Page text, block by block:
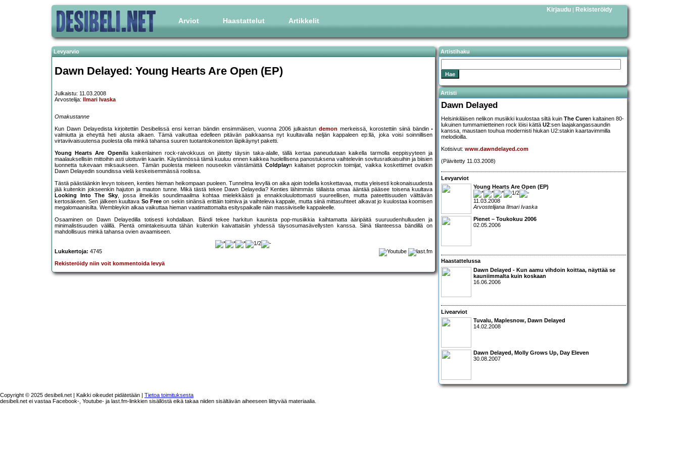
Arviot Haastattelut Artikkelit
Kirjaudu | Rekisteröidy
Levyarvio
Dawn Delayed: Young Hearts Are Open (EP)
Julkaistu: 11.03.2008
Arvostelija:
Ilmari Ivaska
Omakustanne
Kun Dawn Delayedista kirjoitettiin Desibelissä ensi kerran bändin ensimmäisen, vuonna 2006 julkaistun demon merkeissä, korostettiin siinä bändin
valmiutta ja eheyttä heti alusta alkaen. Tämä vaikuttaa edelleen pitävän paikkaansa nyt kuultavalla neljän kappaleen ep:llä, joka voisi soinnillisen
virtaviivaisuutensa puolesta olla minkä tahansa suuren tuotantokoneiston läpikäynyt paketti.
Young Hearts Are Openilla kaikenlainen rock-raivokkuus on jätetty täysin taka-alalle, tällä kertaa paneudutaan kaikella tarmolla eeppisyyteen ja
maalauksellisiin mittoihin asti ulottuviin kaariin. Käytännössä tämä kuuluu ennen kaikkea huolellisena panostuksena vaihteleviin sovitusratkaisuihin ja biisien
luonnetta tukevaan miksaukseen. Tämän puolesta mieleen nouseekin väistämättä Coldplayn kaltaiset poprockin toimijat, vaikka koskettimet ovatkin
Dawn Delayedin soundissa vielä keskeisemmässä roolissa.
Tästä päästäänkin levyn toiseen, kenties hieman heikompaan puoleen. Tunnelma levyllä on aika ajoin todella koskettavaa, mutta yleisesti kokonaisuudesta
jää kuitenkin jokseenkin hajuton ja mauton tunne. Mikä tästä tekee Dawn Delayedia? Kenties lähimmäs tällaista omaa ääntää pääsee toisena kuultava
Looking Into The Sky, jossa ilmeikäs soundimaailma kohtaa mielekkäästi ja ennakkoluulottomasti suureellisen, mutta pateettisuuden välttävän
kertosäkeen. Sen jälkeen kuultava So Free on sekin sinänsä erittäin toimiva ja vaihteleva kappale, mutta siinä mittasuhteet alkavat jo kuulostaa koomisen
megalomaanisilta. Wembleykin alkaa vaikuttaa hieman vaatimattomalta esityspaikalle näin massiiviselle kappaleelle.
Osaaminen on Dawn Delayedilla totisesti kohdallaan. Bändi tekee harkitun kaunista pop-musiikkia kaihtamatta ääripäitä suuruudenhulluuden ja
minimalistisuuden välillä. Pientä omintakeisuutta tähän kuitenkin kaivattaisiin yhdessä täysosumasävellysten kanssa. Siinä tilanteessa bändillä on
mahdollisuus minkä tahansa ovien avaamiseen.
Lukukertoja: 4745
Rekisteröidy niin voit kommentoida levyä
Artistihaku
Artisti
Dawn Delayed
Helsinkiläisen nelikon musiikki kuulostaa siltä kuin The Curen kaltainen 80-
lukuinen tummamietteinen rock löisi kättä U2:sen laajakangassaundin
kanssa, maustaen touhua modernisti hiukan U2:stakin kaartavimmilla
melodioilla.
Kotisivut: www.dawndelayed.com
(Päivitetty 11.03.2008)
Levyarviot
Young Hearts Are Open (EP)
11.03.2008
Arvostelijana Ilmari Ivaska
Pienet – Toukokuu 2006
02.05.2006
Haastattelussa
Dawn Delayed - Kun aamu vihdoin koittaa, näyttää se
kauniimmalta kuin koskaan
16.06.2006
Livearviot
Tuvalu, Maplesnow, Dawn Delayed
14.02.2008
Dawn Delayed, Molly Grows Up, Day Eleven
30.08.2007
Copyright © 2025 desibeli.net | Kaikki oikeudet pidätetään | Tietoa toimituksesta
desibeli.net ei vastaa Facebook-, Youtube- ja last.fm-linkkien sisällöstä eikä takaa niiden sisältävän aiheeseen liittyvää materiaalia.